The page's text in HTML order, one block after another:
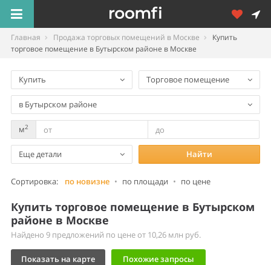
Главная Продажа торговых помещений в Москве
Купить
торговое помещение в Бутырском районе в Москве
Купить Торговое помещение
в Бутырском районе
м2
Еще детали Найти
Сортировка: по новизне • по площади • по цене
Купить торговое помещение в Бутырском
районе в Москве
Найдено 9 предложений по цене от 10,26 млн руб.
Показать на карте Похожие запросы